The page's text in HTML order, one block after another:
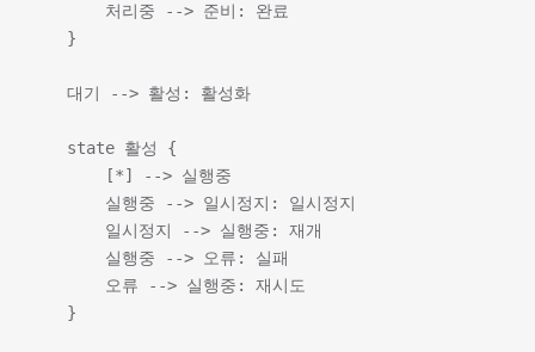
        처리중 --> 준비: 완료
    }
    대기 --> 활성: 활성화
    state 활성 {
        [*] --> 실행중
        실행중 --> 일시정지: 일시정지
        일시정지 --> 실행중: 재개
        실행중 --> 오류: 실패
        오류 --> 실행중: 재시도
    }